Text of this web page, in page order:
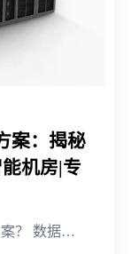
案：揭秘
机房|专
案？ 数据…